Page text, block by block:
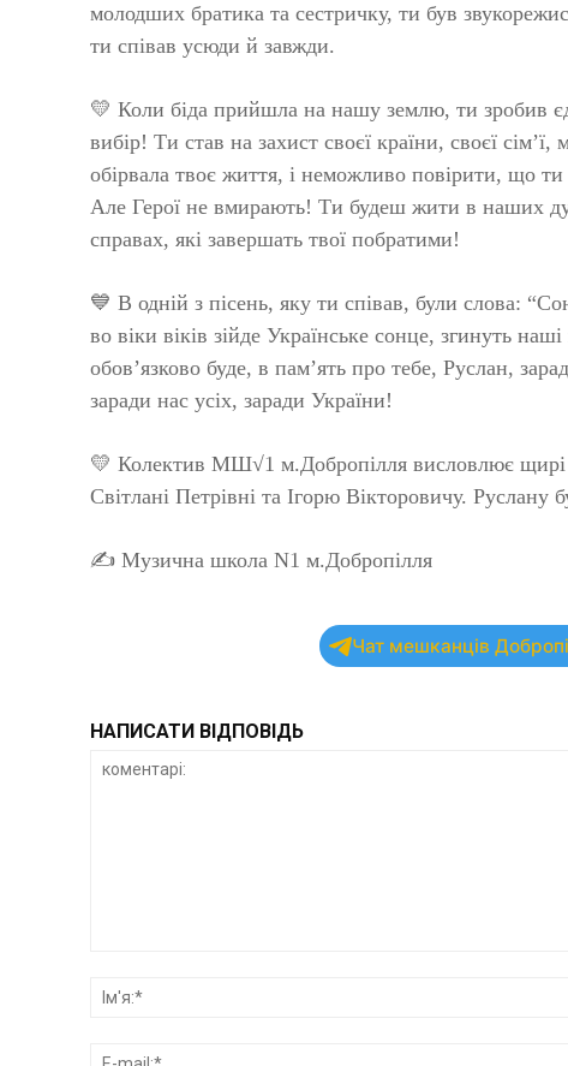
молодших братика та сестричку, ти був
ти співав усюди й завжди.
💛 Коли біда прийшла на нашу землю, ти зробив
вибір! Ти став на захист своєї країни, своєї
обірвала твоє життя, і неможливо повірити, що
Але Герої не вмирають! Ти будеш жити в наших
справах, які завершать твої побратими!
💙 В одній з пісень, яку ти співав, були слова:
во віки віків зійде Українське сонце, згинуть
обов’язково буде, в пам’ять про тебе, Руслан,
заради нас усіх, заради України!
💛 Колектив МШ√1 м.Добропілля висловлює щирі
Світлані Петрівні та Ігорю Вікторовичу. Руслану
✍️ Музична школа N1 м.Добропілля
Чат мешканців
НАПИСАТИ ВІДПОВІДЬ